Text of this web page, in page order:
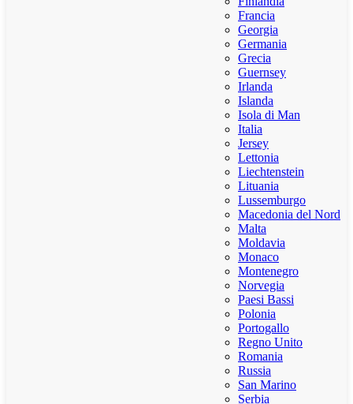
Francia
Georgia
Germania
Grecia
Guernsey
Irlanda
Islanda
Isola di Man
Italia
Jersey
Lettonia
Liechtenstein
Lituania
Lussemburgo
Macedonia del Nord
Malta
Moldavia
Monaco
Montenegro
Norvegia
Paesi Bassi
Polonia
Portogallo
Regno Unito
Romania
Russia
San Marino
Serbia